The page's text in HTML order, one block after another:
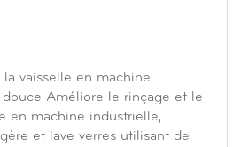
vaisselle en machine.
Améliore le rinçage et le
en machine industrielle,
et lave verres utilisant de